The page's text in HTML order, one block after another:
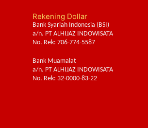
Rekening Dollar
Bank Syariah Indonesia (BSI)
a/n. PT ALHIJAZ INDOWISATA
No. Rek: 706-774-5587
Bank Muamalat
a/n. PT ALHIJAZ INDOWISATA
No. Rek: 32-0000-83-22